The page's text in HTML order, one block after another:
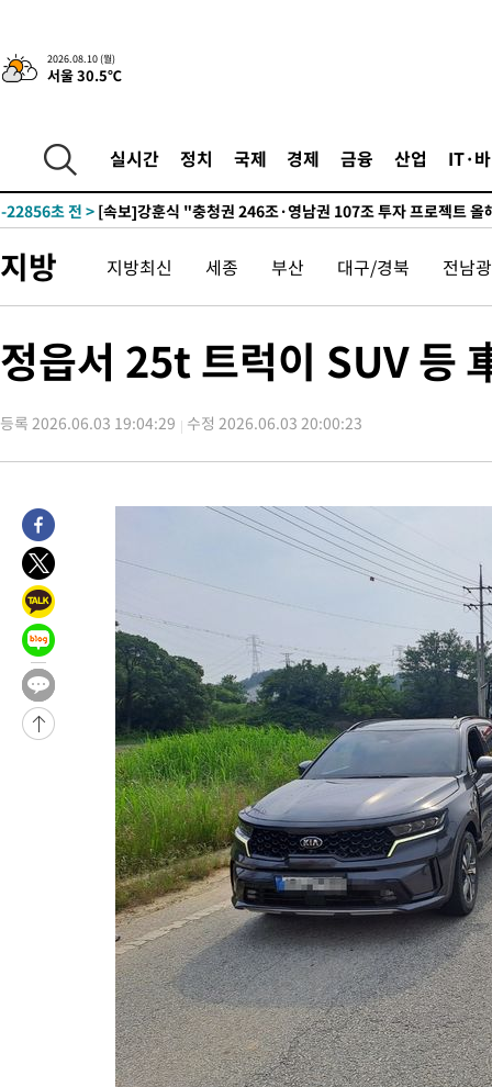
2026.08.10 (월)
서울 30.5℃
실시간 정치 국제 경제 금융 산업 IT·
2시간 전 >[속보]코스피, 47.56포인트(0.76%) 오른 6306.33 개장
-31130초 전 >
-23848초 전 >
[단독]체온 40.6도 쓰러진 해명…"엄살"이라며 훈련강요
-22856초 전 >
수"
-22503초 전 > [속보]강훈식 "반도체 함께 성장 프로젝트 10년간 1조원 규모
평가 단축"
-20423초 전 >
[속보]경찰, '내부 비리' 자진신고자 징계 감면…포상금 1억으
대
-19667초 전 >누그러진 극한 폭염…'낮 최고 34도' 무더위는 이어져[내일날
-14076초 전 >[속보]원·달러 환율, 2.3원 오른 1418.4원 마감
-13906초 전 >[속보]코스닥, 55.66포인트(6.97%) 오른 854.47 마감
-10613초 전 >대포통장 107개로 불법도박 수익 5062억 세탁…19명 검거
로 임시 배치해 산단 조기 착공"
-6240초 전 > 포항스틸야드 관중석 천장 석재 낙하…K리그 전구장 긴급 점검
1시간 전 > [속보]'전장연 시위' 1호선 용산역 상행선 무정차 통과 종료
1시간 전 >
[속보]코스닥 지수 5%대 급등에 '매수 사이드카' 발동
2시간 전 >
[속보]원·달러 환율, 오전 9시 1410.3원
2시간 전 >
[속보]코스닥, 8.85포인트(1.11%) 오른 807.66 개장
2시간 전 >
[속보]코스피, 47.56포인트(0.76%) 오른 6306.33 개장
-31130초 전 >
한국계 프란체스카 홍 등 美 진보파 '약진'…2028년 대선판 흔
-30527초 전 >
구윤철 "ISA 제도 개편안 관련 '與 제안'에 공감…제도 보완
[단독]체온 40.6도 쓰러진 해명…"엄살"이라며 훈련강요
[속보]강훈식 "충청권 246조·영남권 107조 투자 프로젝트 올
[속보]강훈식 "반도체 함께 성장 프로젝트 10년간 1조원 규모
진…상생무역금융 5조 공급"[속보]강훈식 "연내 메가특구특별법 제정 추진…인허가·환경
[속보]경찰, '내부 비리' 자진신고자 징계 감면…포상금 1억으
누그러진 극한 폭염…'낮 최고 34도' 무더위는 이어져[내일날
제주 골프장서 멧돼지 출현 결국 사살…'이용객 대피'
[속보]원·달러 환율, 2.3원 오른 1418.4원 마감
[속보]코스피, 40.89포인트(0.65%) 오른 6299.66 마감
[속보]코스닥, 55.66포인트(6.97%) 오른 854.47 마감
대포통장 107개로 불법도박 수익 5062억 세탁…19명 검거
지방 지방최신 세종 부산 대구/경북 전남
정읍서 25t 트럭이 SUV 등
등록 2026.06.03 19:04:29 수정 2026.06.03 20:00:23